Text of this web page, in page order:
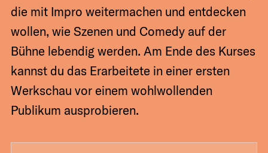
die mit Impro weitermachen und entdecken
wollen, wie Szenen und Comedy auf der
Bühne lebendig werden. Am Ende des Kurses
kannst du das Erarbeitete in einer ersten
Werkschau vor einem wohlwollenden
Publikum ausprobieren.